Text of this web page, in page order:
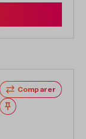
Comparer
Noter